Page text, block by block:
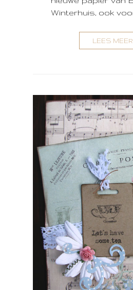
Winterhuis, ook voor
LEES MEER...